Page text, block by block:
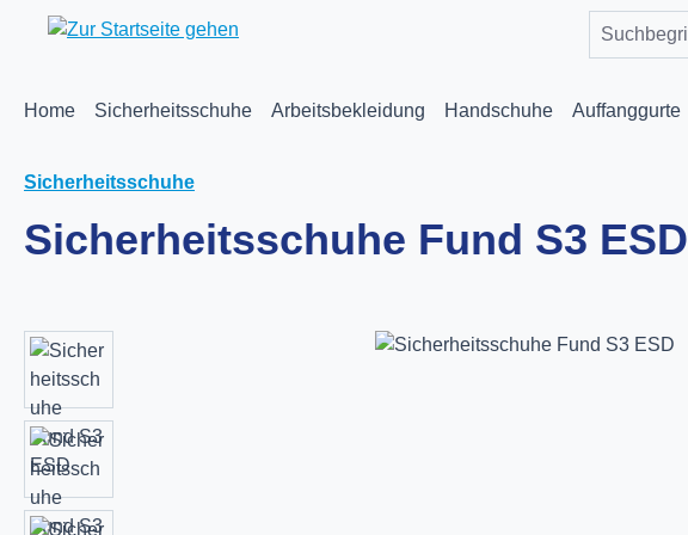
Hauptinhalt springen
Zur Suche springen
Zur Hauptnavigation springen
Home Sicherheitsschuhe Arbeitsbekleidung Handschuhe Auffanggurte
Sicherheitsschuhe
Sicherheitsschuhe Fund S3 ESD
Bildergalerie überspringen